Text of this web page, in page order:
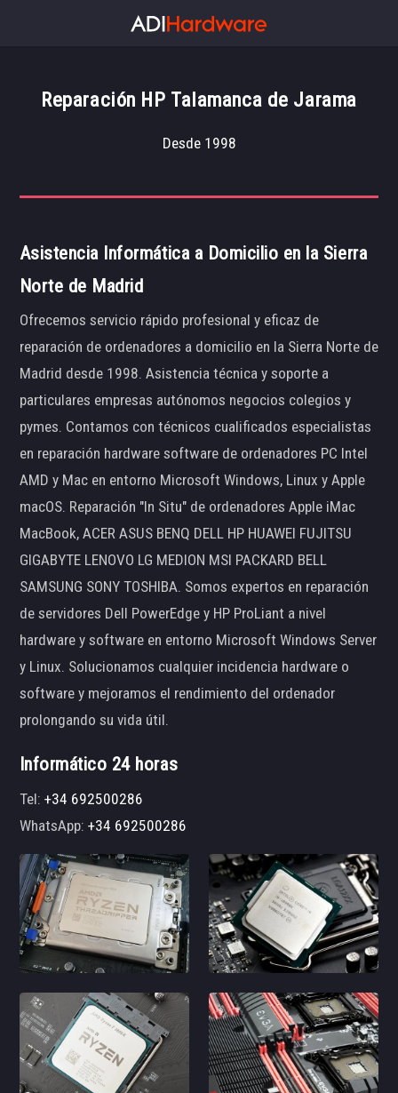
Reparación HP Talamanca de Jarama
Desde 1998
Asistencia Informática a Domicilio en la Sierra
Norte de Madrid
Ofrecemos servicio rápido profesional y eficaz de
reparación de ordenadores a domicilio en la Sierra Norte de
Madrid desde 1998. Asistencia técnica y soporte a
particulares empresas autónomos negocios colegios y
pymes. Contamos con técnicos cualificados especialistas
en reparación hardware software de ordenadores PC Intel
AMD y Mac en entorno Microsoft Windows, Linux y Apple
macOS. Reparación "In Situ" de ordenadores Apple iMac
MacBook, ACER ASUS BENQ DELL HP HUAWEI FUJITSU
GIGABYTE LENOVO LG MEDION MSI PACKARD BELL
SAMSUNG SONY TOSHIBA. Somos expertos en reparación
de servidores Dell PowerEdge y HP ProLiant a nivel
hardware y software en entorno Microsoft Windows Server
y Linux. Solucionamos cualquier incidencia hardware o
software y mejoramos el rendimiento del ordenador
prolongando su vida útil.
Informático 24 horas
Tel:+34 692500286
WhatsApp:+34 692500286